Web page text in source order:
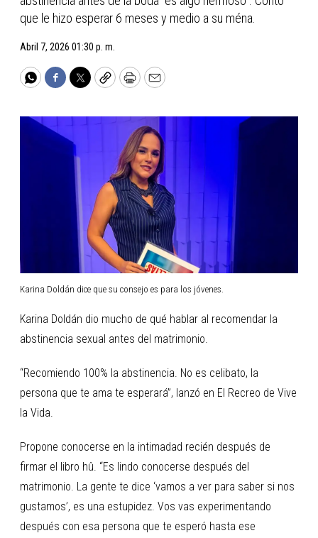
que le hizo esperar 6 meses y medio a su ména.
Abril 7, 2026 01:30 p. m.
WhatsApp
Facebook
TwitterCopyPrintEmail
Karina Doldán dice que su consejo es para los jóvenes.
Karina Doldán dio mucho de qué hablar al recomendar la
abstinencia sexual antes del matrimonio.
“Recomiendo 100% la abstinencia. No es celibato, la
persona que te ama te esperará”, lanzó en El Recreo de Vive
la Vida.
Propone conocerse en la intimadad recién después de
firmar el libro hû. “Es lindo conocerse después del
matrimonio. La gente te dice ‘vamos a ver para saber si nos
gustamos’, es una estupidez. Vos vas experimentando
después con esa persona que te esperó hasta ese